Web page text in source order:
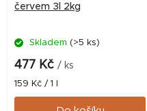
červem 3l 2kg
Skladem (>5 ks)
477 Kč / ks
Měrná
cena:
159 Kč / 1 l